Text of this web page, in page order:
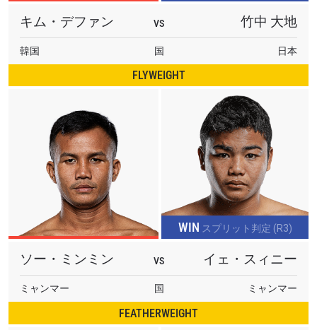
キム・デファン VS 竹中 大地
韓国 国 日本
FLYWEIGHT
WIN スプリット判定 (R3)
ソー・ミンミン VS イェ・スィニー
ミャンマー 国 ミャンマー
FEATHERWEIGHT
対戦相手
大会
ハイライトを見る
最新情報をゲット
ONEチャンピオンシップとどこでも一緒！ 最新ニ
ュース、特別オファー、ライブイベントの最高の
席をゲットするため今すぐ登録を！
名前（ローマ字で記入）
このフォームを送信することにより、お客様は当
社のプライバシーポリシー
に基づく情報の収集、
様は、いつでも配信を停止することができます。